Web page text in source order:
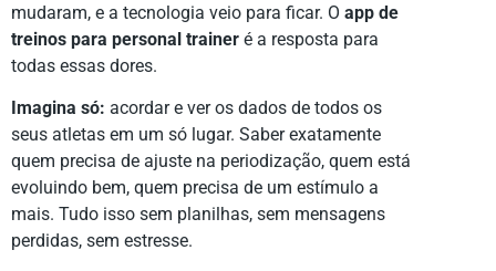
mudaram, e a tecnologia veio para ficar. O app de
treinos para personal trainer é a resposta para
todas essas dores.
Imagina só: acordar e ver os dados de todos os
seus atletas em um só lugar. Saber exatamente
quem precisa de ajuste na periodização, quem está
evoluindo bem, quem precisa de um estímulo a
mais. Tudo isso sem planilhas, sem mensagens
perdidas, sem estresse.